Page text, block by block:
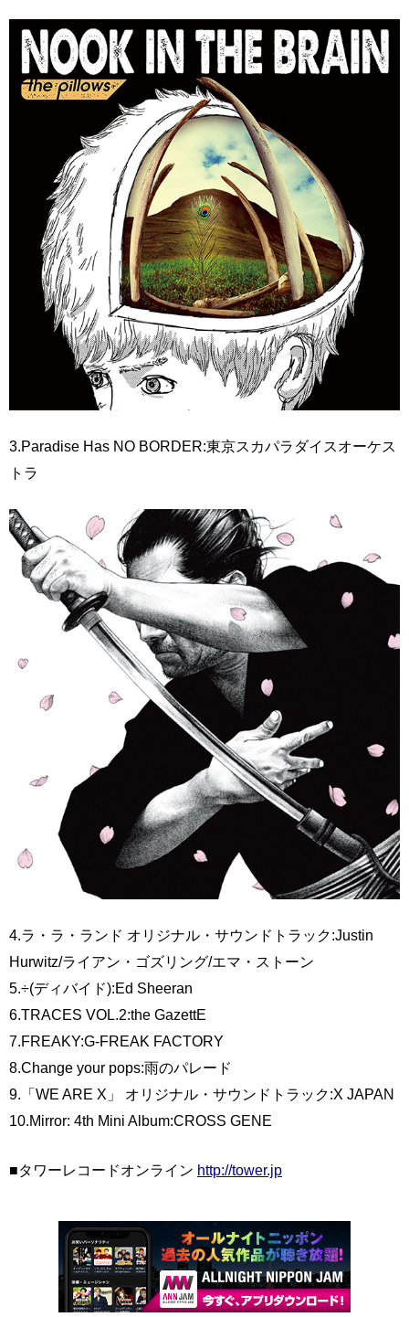
3.Paradise Has NO BORDER:東京スカパラダイスオーケス
トラ
4.ラ・ラ・ランド オリジナル・サウンドトラック:Justin
Hurwitz/ライアン・ゴズリング/エマ・ストーン
5.÷(ディバイド):Ed Sheeran
6.TRACES VOL.2:the GazettE
7.FREAKY:G-FREAK FACTORY
8.Change your pops:雨のパレード
9.「WE ARE X」 オリジナル・サウンドトラック:X JAPAN
10.Mirror: 4th Mini Album:CROSS GENE
■タワーレコードオンライン http://tower.jp